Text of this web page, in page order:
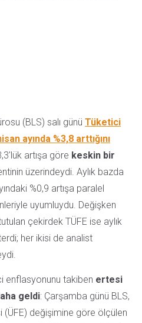
(BLS) salı günü Tüketici
ayında %3,8 arttığını
artışa göre keskin bir
üzerindeydi. Aylık bazda
%0,9 artışa paralel
uyumluydu. Değişken
çekirdek TÜFE ise aylık
her ikisi de analist
enflasyonunu takiben ertesi
geldi: Çarşamba günü BLS,
(ÜFE) değişimine göre ölçülen